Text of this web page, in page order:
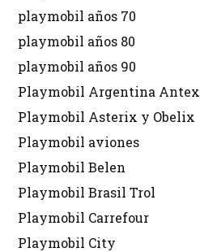
playmobil años 70
playmobil años 80
playmobil años 90
Playmobil Argentina Antex
Playmobil Asterix y Obelix
Playmobil aviones
Playmobil Belen
Playmobil Brasil Trol
Playmobil Carrefour
Playmobil City